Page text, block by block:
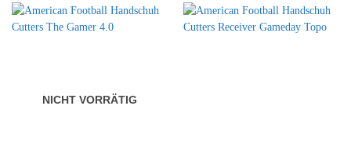
NICHT VORRÄTIG